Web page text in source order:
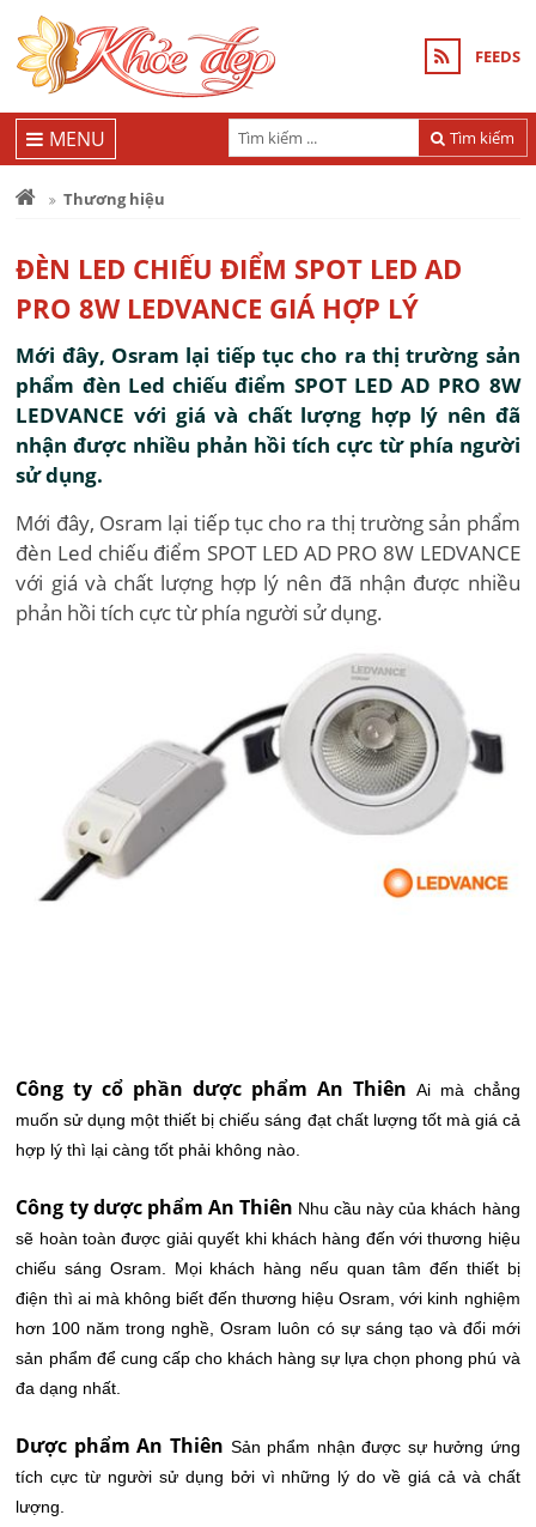
FEEDS
Tìm kiếm
MENU
Thương hiệu
ĐÈN LED CHIẾU ĐIỂM SPOT LED AD
PRO 8W LEDVANCE GIÁ HỢP LÝ
Mới đây, Osram lại tiếp tục cho ra thị trường sản
phẩm đèn Led chiếu điểm SPOT LED AD PRO 8W
LEDVANCE với giá và chất lượng hợp lý nên đã
nhận được nhiều phản hồi tích cực từ phía người
sử dụng.
Mới đây, Osram lại tiếp tục cho ra thị trường sản phẩm
đèn Led chiếu điểm SPOT LED AD PRO 8W LEDVANCE
với giá và chất lượng hợp lý nên đã nhận được nhiều
phản hồi tích cực từ phía người sử dụng.
Công ty cổ phần dược phẩm An Thiên Ai mà chẳng
muốn sử dụng một thiết bị chiếu sáng đạt chất lượng tốt mà giá cả
hợp lý thì lại càng tốt phải không nào.
Công ty dược phẩm An Thiên Nhu cầu này của khách hàng
sẽ hoàn toàn được giải quyết khi khách hàng đến với thương hiệu
chiếu sáng Osram. Mọi khách hàng nếu quan tâm đến thiết bị
điện thì ai mà không biết đến thương hiệu Osram, với kinh nghiệm
hơn 100 năm trong nghề, Osram luôn có sự sáng tạo và đổi mới
sản phẩm để cung cấp cho khách hàng sự lựa chọn phong phú và
đa dạng nhất.
Dược phẩm An Thiên Sản phẩm nhận được sự hưởng ứng
tích cực từ người sử dụng bởi vì những lý do về giá cả và chất
lượng.